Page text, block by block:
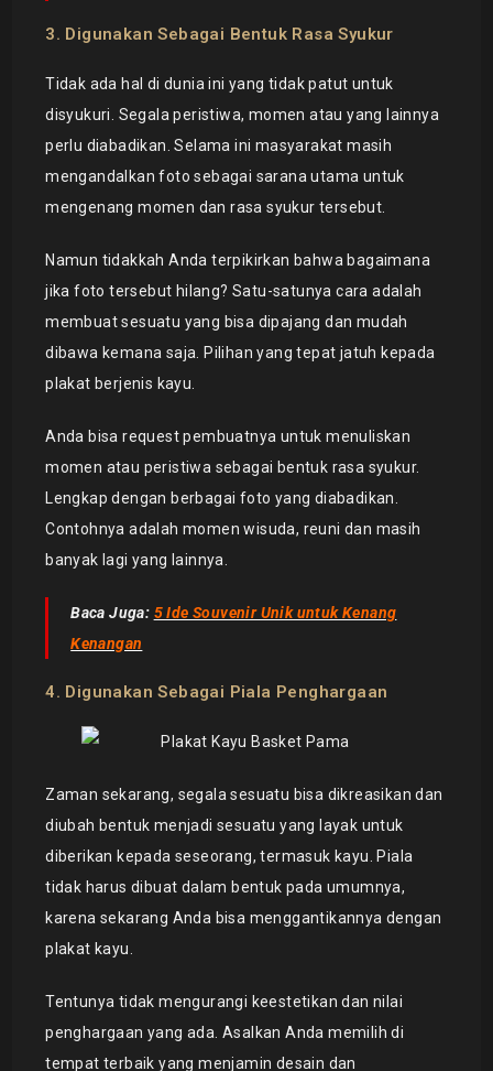
3. Digunakan Sebagai Bentuk Rasa Syukur
Tidak ada hal di dunia ini yang tidak patut untuk
disyukuri. Segala peristiwa, momen atau yang lainnya
perlu diabadikan. Selama ini masyarakat masih
mengandalkan foto sebagai sarana utama untuk
mengenang momen dan rasa syukur tersebut.
Namun tidakkah Anda terpikirkan bahwa bagaimana
jika foto tersebut hilang? Satu-satunya cara adalah
membuat sesuatu yang bisa dipajang dan mudah
dibawa kemana saja. Pilihan yang tepat jatuh kepada
plakat berjenis kayu.
Anda bisa request pembuatnya untuk menuliskan
momen atau peristiwa sebagai bentuk rasa syukur.
Lengkap dengan berbagai foto yang diabadikan.
Contohnya adalah momen wisuda, reuni dan masih
banyak lagi yang lainnya.
Baca Juga: 5 Ide Souvenir Unik untuk Kenang
Kenangan
4. Digunakan Sebagai Piala Penghargaan
Zaman sekarang, segala sesuatu bisa dikreasikan dan
diubah bentuk menjadi sesuatu yang layak untuk
diberikan kepada seseorang, termasuk kayu. Piala
tidak harus dibuat dalam bentuk pada umumnya,
karena sekarang Anda bisa menggantikannya dengan
plakat kayu.
Tentunya tidak mengurangi keestetikan dan nilai
penghargaan yang ada. Asalkan Anda memilih di
tempat terbaik yang menjamin desain dan